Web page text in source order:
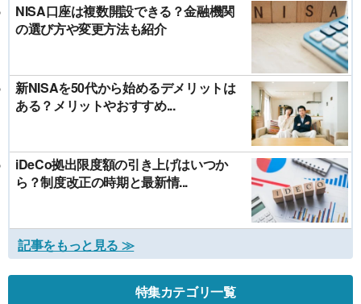
NISA口座は複数開設できる？金融機関
の選び方や変更方法も紹介
新NISAを50代から始めるデメリットは
ある？メリットやおすすめ...
iDeCo拠出限度額の引き上げはいつか
ら？制度改正の時期と最新情...
記事をもっと見る ≫
特集カテゴリ一覧